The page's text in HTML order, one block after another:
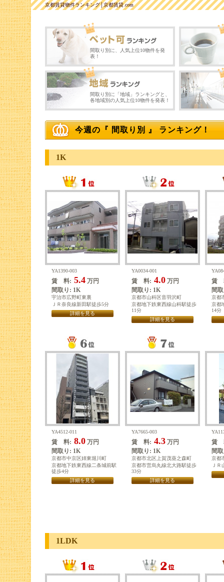
京都賃貸物件ランキング│京都賃貸.com
間取り別に、人気上位10物件を発
表！
間取り別に「地域」ランキングと、
各地域別の人気上位10物件を発表！
今週の『 間取り別 』 ランキング！
1K
YA1390-003
賃 料: 5.4 万円
間取り: 1K
宇治市広野町東裏
ＪＲ奈良線新田駅徒歩5分
詳細を見る
YA0034-001
賃 料: 4.0 万円
間取り: 1K
京都市山科区音羽沢町
京都地下鉄東西線山科駅徒歩
11分
詳細を見る
賃
間
京都
京都
14分
YA4512-011
賃 料: 8.0 万円
間取り: 1K
京都市中京区姉東堀川町
京都地下鉄東西線二条城前駅
徒歩4分
詳細を見る
YA7665-003
賃 料: 4.3 万円
間取り: 1K
京都市北区上賀茂葵之森町
京都市営烏丸線北大路駅徒歩
33分
詳細を見る
賃
間
京都
Ｊ
1LDK